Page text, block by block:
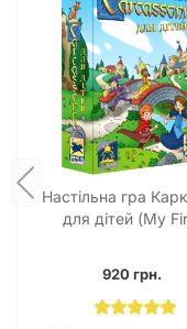
картки та
повністю
робить гру цікавою
групових занять.
«покази мод»,
вибір, що додатково
виступати публічно.
Настільна гра Дрес-
сімейного дозвілля,
участь,
навчити дитину
моментами радості та
Настільна гра
для дітей (My
920 грн.